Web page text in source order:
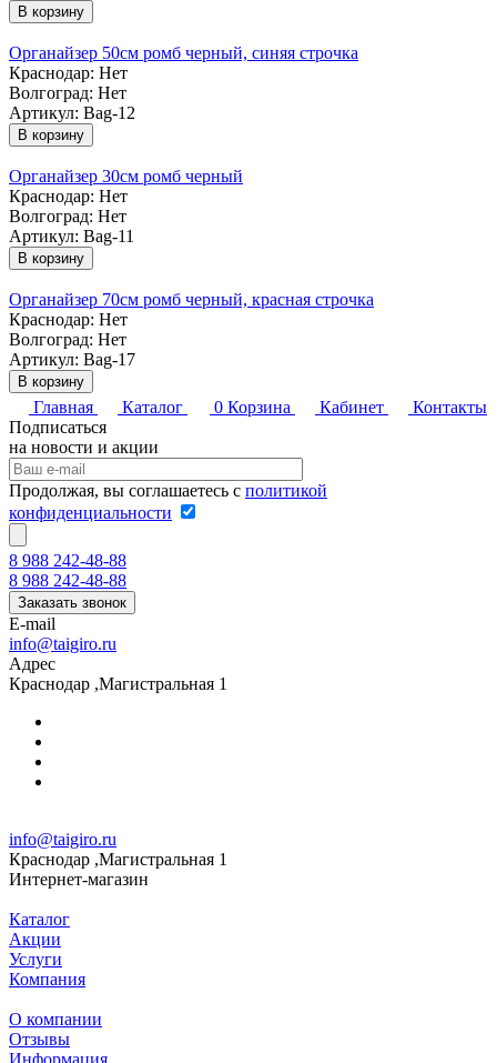
В корзину
Органайзер 50см ромб черный, синяя строчка
Краснодар: Нет
Волгоград: Нет
Артикул: Bag-12
В корзину
Органайзер 30см ромб черный
Краснодар: Нет
Волгоград: Нет
Артикул: Bag-11
В корзину
Органайзер 70см ромб черный, красная строчка
Краснодар: Нет
Волгоград: Нет
Артикул: Bag-17
В корзину
Главная Каталог 0 Корзина Кабинет
Контакты
Подписаться
на новости и акции
Продолжая, вы соглашаетесь с политикой
конфиденциальности
8 988 242-48-88
8 988 242-48-88
Заказать звонок
E-mail
info@taigiro.ru
Адрес
Краснодар ,Магистральная 1
info@taigiro.ru
Краснодар ,Магистральная 1
Интернет-магазин
Каталог
Акции
Услуги
Компания
О компании
Отзывы
Информация